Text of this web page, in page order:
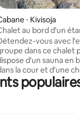
sur la base de
⋅ Kivisoja
au bord d'un
et Paix]
vous avec
dans ce chalet
d'un sauna en
la cour et d'une
vous
la cour où vous